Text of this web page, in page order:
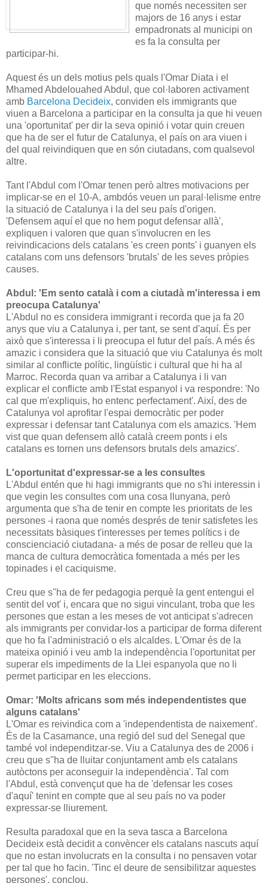
que només necessiten ser
majors de 16 anys i estar
empadronats al municipi on
es fa la consulta per
participar-hi.
Aquest és un dels motius pels quals l'Omar Diata i el
Mhamed Abdelouahed Abdul, que col·laboren activament
amb Barcelona Decideix, conviden els immigrants que
viuen a Barcelona a participar en la consulta ja que hi veuen
una 'oportunitat' per dir la seva opinió i votar quin creuen
que ha de ser el futur de Catalunya, el país on ara viuen i
del qual reivindiquen que en són ciutadans, com qualsevol
altre.
Tant l'Abdul com l'Omar tenen però altres motivacions per
implicar-se en el 10-A, ambdós veuen un paral·lelisme entre
la situació de Catalunya i la del seu país d'origen.
'Defensem aquí el que no hem pogut defensar allà',
expliquen i valoren que quan s'involucren en les
reivindicacions dels catalans 'es creen ponts' i guanyen els
catalans com uns defensors 'brutals' de les seves pròpies
causes.
Abdul: 'Em sento català i com a ciutadà m'interessa i em
preocupa Catalunya'
L'Abdul no es considera immigrant i recorda que ja fa 20
anys que viu a Catalunya i, per tant, se sent d'aquí. És per
això que s'interessa i li preocupa el futur del país. A més és
amazic i considera que la situació que viu Catalunya és molt
similar al conflicte polític, lingüístic i cultural que hi ha al
Marroc. Recorda quan va arribar a Catalunya i li van
explicar el conflicte amb l'Estat espanyol i va respondre: 'No
cal que m'expliquis, ho entenc perfectament'. Així, des de
Catalunya vol aprofitar l'espai democràtic per poder
expressar i defensar tant Catalunya com els amazics. 'Hem
vist que quan defensem allò català creem ponts i els
catalans es tornen uns defensors brutals dels amazics'.
L'oportunitat d'expressar-se a les consultes
L'Abdul entén que hi hagi immigrants que no s'hi interessin i
que vegin les consultes com una cosa llunyana, però
argumenta que s'ha de tenir en compte les prioritats de les
persones -i raona que només després de tenir satisfetes les
necessitats bàsiques t'interesses per temes polítics i de
conscienciació ciutadana- a més de posar de relleu que la
manca de cultura democràtica fomentada a més per les
topinades i el caciquisme.
Creu que s''ha de fer pedagogia perquè la gent entengui el
sentit del vot' i, encara que no sigui vinculant, troba que les
persones que estan a les meses de vot anticipat s'adrecen
als immigrants per convidar-los a participar de forma diferent
que ho fa l'administració o els alcaldes. L'Omar és de la
mateixa opinió i veu amb la independència l'oportunitat per
superar els impediments de la Llei espanyola que no li
permet participar en les eleccions.
Omar: 'Molts africans som més independentistes que
alguns catalans'
L'Omar es reivindica com a 'independentista de naixement'.
És de la Casamance, una regió del sud del Senegal que
també vol independitzar-se. Viu a Catalunya des de 2006 i
creu que s''ha de lluitar conjuntament amb els catalans
autòctons per aconseguir la independència'. Tal com
l'Abdul, està convençut que ha de 'defensar les coses
d'aquí' tenint en compte que al seu país no va poder
expressar-se lliurement.
Resulta paradoxal que en la seva tasca a Barcelona
Decideix està decidit a convèncer els catalans nascuts aquí
que no estan involucrats en la consulta i no pensaven votar
per tal que ho facin. 'Tinc el deure de sensibilitzar aquestes
persones', conclou.